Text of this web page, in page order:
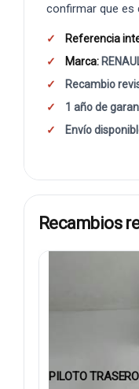
confirmar que es
Referencia
Marca:
Recambio
1 año de
Envío
Recambios
PILOTO